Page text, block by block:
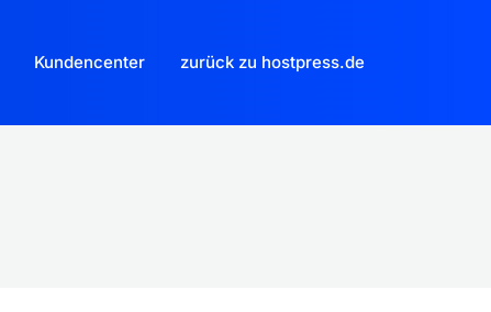
Kundencenter zurück zu hostpress.de